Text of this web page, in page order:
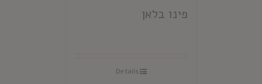
פינו בלאן
Details